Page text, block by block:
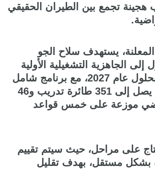
هجينة تجمع بين الطيران الحقيقي
يستهدف سلاح الجو
إلى الجاهزية التشغيلية الأولية
(IOC) للطائرة بحلول عام 2027، مع برنامج شامل
يتضمن اقتناء ما يصل إلى 351 طائرة تدريب و46
موزعة على خمس قواعد
على مراحل، حيث سيتم تقييم
بشكل مستقل، بهدف تقليل